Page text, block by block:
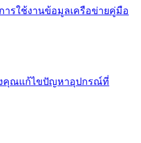
การใช้งานข้อมูลเครือข่ายคู่มือ
คุณแก้ไขปัญหาอุปกรณ์ที่